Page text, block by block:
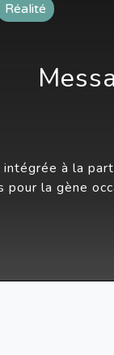
Réalité
à la
pour la gène